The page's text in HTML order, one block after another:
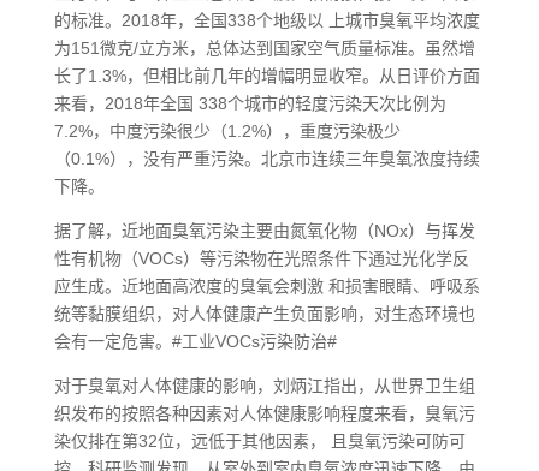
的标准。2018年，全国338个地级以 上城市臭氧平均浓度
为151微克/立方米，总体达到国家空气质量标准。虽然增
长了1.3%，但相比前几年的增幅明显收窄。从日评价方面
来看，2018年全国 338个城市的轻度污染天次比例为
7.2%，中度污染很少（1.2%），重度污染极少
（0.1%），没有严重污染。北京市连续三年臭氧浓度持续
下降。
据了解，近地面臭氧污染主要由氮氧化物（NOx）与挥发
性有机物（VOCs）等污染物在光照条件下通过光化学反
应生成。近地面高浓度的臭氧会刺激 和损害眼睛、呼吸系
统等黏膜组织，对人体健康产生负面影响，对生态环境也
会有一定危害。#工业VOCs污染防治#
对于臭氧对人体健康的影响，刘炳江指出，从世界卫生组
织发布的按照各种因素对人体健康影响程度来看，臭氧污
染仅排在第32位，远低于其他因素， 且臭氧污染可防可